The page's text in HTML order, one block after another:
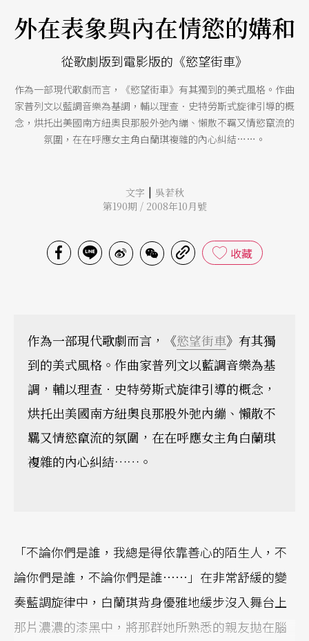
外在表象與內在情慾的媾和
從歌劇版到電影版的《慾望街車》
作為一部現代歌劇而言，《慾望街車》有其獨到的美式風格。作曲
家普列文以藍調音樂為基調，輔以理查．史特勞斯式旋律引導的概
念，烘托出美國南方紐奧良那股外弛內繃、懶散不羈又情慾竄流的
氛圍，在在呼應女主角白蘭琪複雜的內心糾結……。
文字 | 吳若秋
第190期 / 2008年10月號
收藏
作為一部現代歌劇而言，《慾望街車》有其獨
到的美式風格。作曲家普列文以藍調音樂為基
調，輔以理查．史特勞斯式旋律引導的概念，
烘托出美國南方紐奧良那股外弛內繃、懶散不
羈又情慾竄流的氛圍，在在呼應女主角白蘭琪
複雜的內心糾結……。
「不論你們是誰，我總是得依靠善心的陌生人，不
論你們是誰，不論你們是誰……」在非常舒緩的變
奏藍調旋律中，白蘭琪背身優雅地緩步沒入舞台上
那片濃濃的漆黑中，將那群她所熟悉的親友拋在腦